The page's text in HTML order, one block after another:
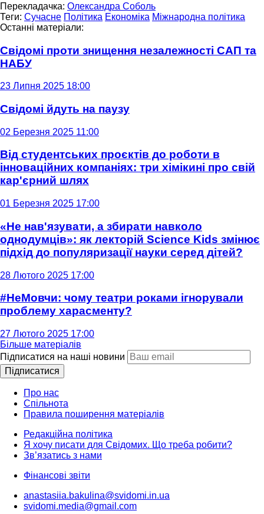
Перекладачка: Олександра Соболь
Теги: Сучасне Політика Економіка Міжнародна політика
Останні матеріали:
Свідомі проти знищення незалежності САП та
НАБУ
23 Липня 2025 18:00
Свідомі йдуть на паузу
02 Березня 2025 11:00
Від студентських проєктів до роботи в
інноваційних компаніях: три хімікині про свій
кар'єрний шлях
01 Березня 2025 17:00
«Не нав'язувати, а збирати навколо
однодумців»: як лекторій Science Kids змінює
підхід до популяризації науки серед дітей?
28 Лютого 2025 17:00
#НеМовчи: чому театри роками ігнорували
проблему харасменту?
27 Лютого 2025 17:00
Більше матеріалів
Підписатися на наші новини
Підписатися
Про нас
Спільнота
Правила поширення матеріалів
Редакційна політика
Я хочу писати для Свідомих. Що треба робити?
Зв’язатись з нами
Фінансові звіти
anastasiia.bakulina@svidomi.in.ua
svidomi.media@gmail.com